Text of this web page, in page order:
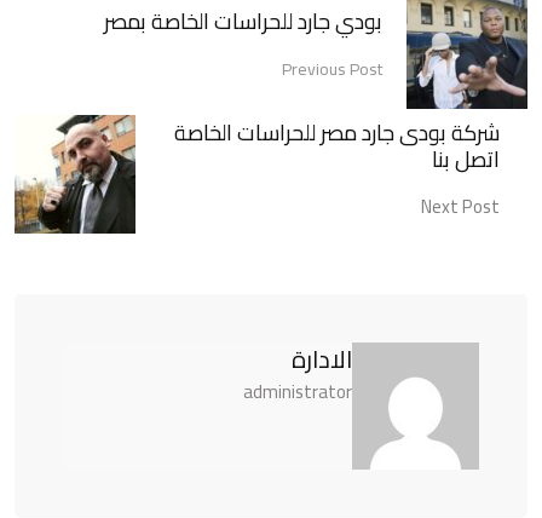
بودي جارد للحراسات الخاصة بمصر
Previous Post
شركة بودى جارد مصر للحراسات الخاصة
اتصل بنا
Next Post
الادارة
administrator